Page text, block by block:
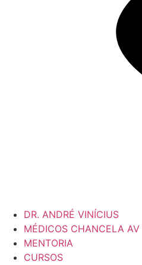
DR. ANDRÉ VINÍCIUS
MÉDICOS CHANCELA AV
MENTORIA
CURSOS